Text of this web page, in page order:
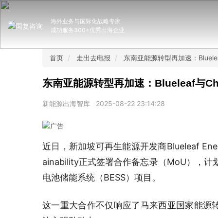
海外业务与国际化战略专家
成功服务300+优秀出海企业
首页 走出去电报 东南亚能源转型再加速：
东南亚能源转型再加速：Blueleaf与
新能源出海智库 2025-08-22 23:14:28
近日，新加坡可再生能源开发商Blueleaf
ainability正式签署合作备忘录（MoU），计
电池储能系统（BESS）项目。
这一重大合作不仅响应了马来西亚国家能源